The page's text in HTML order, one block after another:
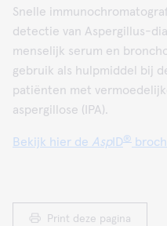
Snelle
detectie van Aspergillus-
menselijk serum en
gebruik als hulpmiddel bij
patiënten met
aspergillose (IPA).
Bekijk hier de AspID®
Print deze pagina